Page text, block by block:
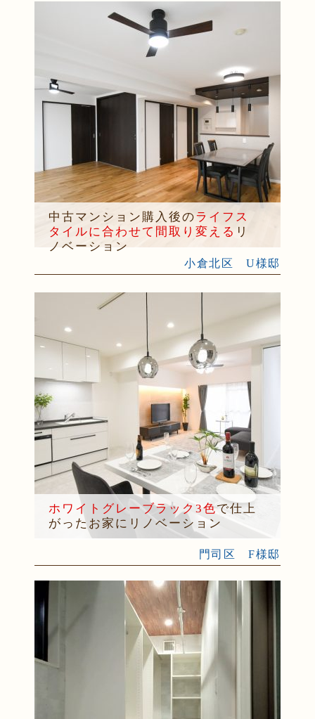
中古マンション購入後のライフス
タイルに合わせて間取り変える リ
ノベーション
小倉北区 U様邸
ホワイトグレーブラック3色で仕上
がったお家にリノベーション
門司区 F様邸